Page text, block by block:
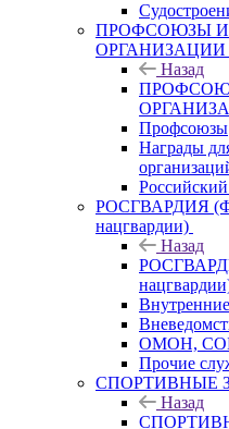
ПРОФСОЮЗЫ И
ОРГАНИЗАЦИИ
Назад
Профсоюзы
Награды
РОСГВАРДИЯ
нацгвардии)
Назад
ОМОН,
Прочие
СПОРТИВНЫЕ
Назад